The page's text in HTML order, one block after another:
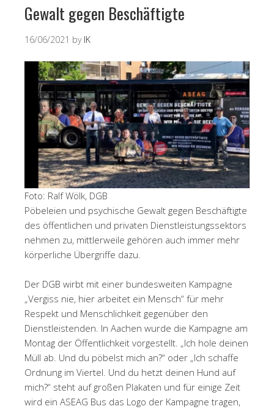
Gewalt gegen Beschäftigte
16/06/2021 by IK
Foto: Ralf Wölk, DGB
Pöbeleien und psychische Gewalt gegen Beschäftigte
des öffentlichen und privaten Dienstleistungssektors
nehmen zu, mittlerweile gehören auch immer mehr
körperliche Übergriffe dazu.
Der DGB wirbt mit einer bundesweiten Kampagne
„Vergiss nie, hier arbeitet ein Mensch“ für mehr
Respekt und Menschlichkeit gegenüber den
Dienstleistenden. In Aachen wurde die Kampagne am
Montag der Öffentlichkeit vorgestellt. „Ich hole deinen
Müll ab. Und du pöbelst mich an?“ oder „Ich schaffe
Ordnung im Viertel. Und du hetzt deinen Hund auf
mich?“ steht auf großen Plakaten und für einige Zeit
wird ein ASEAG Bus das Logo der Kampagne tragen,